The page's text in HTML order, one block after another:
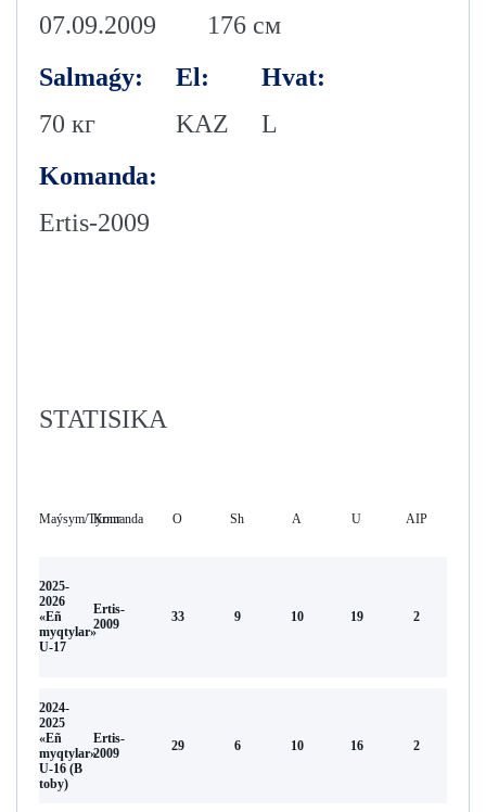
07.09.2009
176 см
Salmaǵy:
70 кг
El:
KAZ
Hvat:
L
Komanda:
Ertis-2009
STATISIKA
Maýsym/TýrnırKomanda O Sh А U AIP
2025-
2026
«Eñ
myqtylar»
U-17
Ertis-
2009
33 9 10 19 2
2024-
2025
«Eñ
myqtylar»
U-16 (В
toby)
Ertis-
2009
29 6 10 16 2